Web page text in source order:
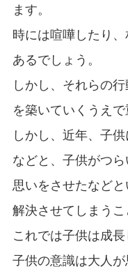
ます。
時には喧嘩したり
あるでしょう。
しかし、それらの
を築いていくうえで
しかし、近年、子
などと、子供がつ
思いをさせたなど
解決させてしまうこ
これでは子供は成長
子供の意識は大人